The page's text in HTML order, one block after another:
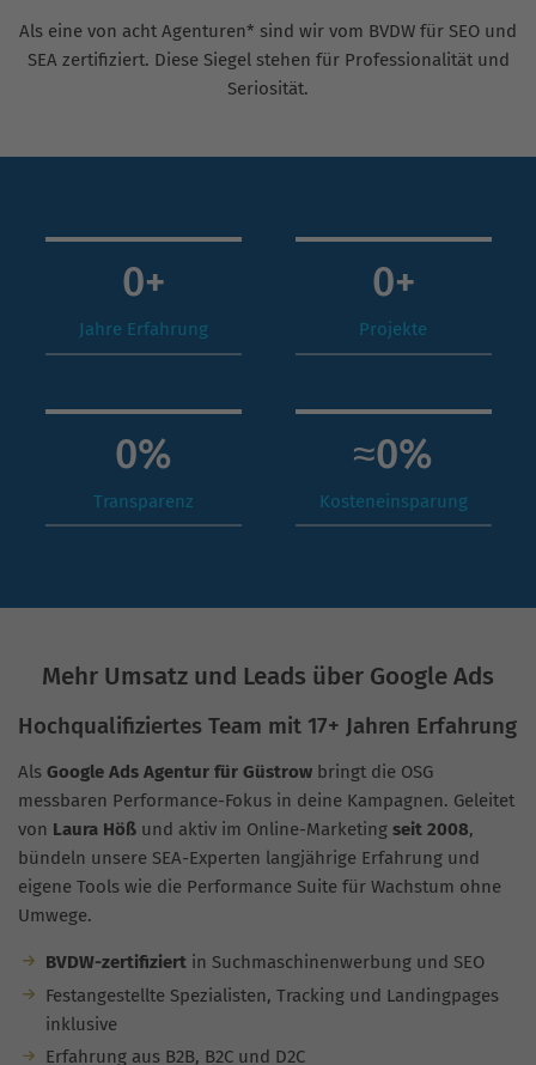
Als eine von acht Agenturen* sind wir vom BVDW für SEO und
SEA zertifiziert. Diese Siegel stehen für Professionalität und
Seriosität.
0+
Jahre Erfahrung
0+
Projekte
0%
Transparenz
≈0%
Kosteneinsparung
Mehr Umsatz und Leads über Google Ads
Hochqualifiziertes Team mit 17+ Jahren Erfahrung
Als Google Ads Agentur für Güstrow bringt die OSG
messbaren Performance-Fokus in deine Kampagnen. Geleitet
von Laura Höß und aktiv im Online-Marketing seit 2008,
bündeln unsere SEA-Experten langjährige Erfahrung und
eigene Tools wie die Performance Suite für Wachstum ohne
Umwege.
BVDW-zertifiziertin Suchmaschinenwerbung und SEO
Festangestellte Spezialisten, Tracking und Landingpages
inklusive
Erfahrung aus B2B, B2C und D2C